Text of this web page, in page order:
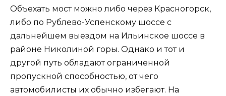
Объехать мост можно либо через Красногорск,
либо по Рублево-Успенскому шоссе с
дальнейшем выездом на Ильинское шоссе в
районе Николиной горы. Однако и тот и
другой путь обладают ограниченной
пропускной способностью, от чего
автомобилисты их обычно избегают. На